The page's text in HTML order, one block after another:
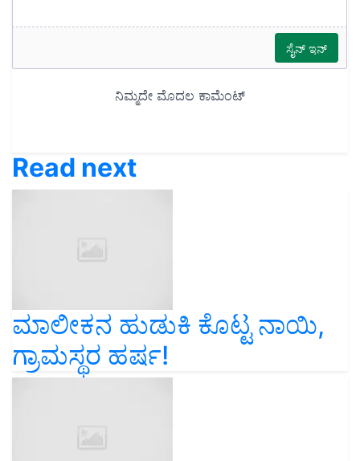
Read next
ಮಾಲೀಕನ ಹುಡುಕಿ ಕೊಟ್ಟ ನಾಯಿ,
ಗ್ರಾಮಸ್ಥರ ಹರ್ಷ!